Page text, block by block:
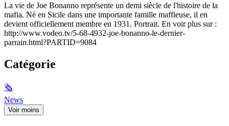
La vie de Joe Bonanno représente un demi siècle de l'histoire de la
mafia. Né en Sicile dans une importante famille maffieuse, il en
devient officiellement membre en 1931. Portrait. En voir plus sur :
http://www.vodeo.tv/5-68-4932-joe-bonanno-le-dernier-
parrain.html?PARTID=9084
Catégorie
🗞
News
Voir moins